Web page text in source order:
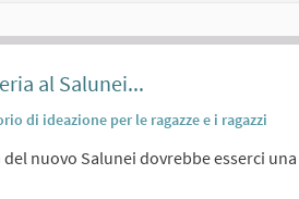
al Salunei...
di ideazione per le ragazze e i ragazzi
del nuovo Salunei dovrebbe esserci una